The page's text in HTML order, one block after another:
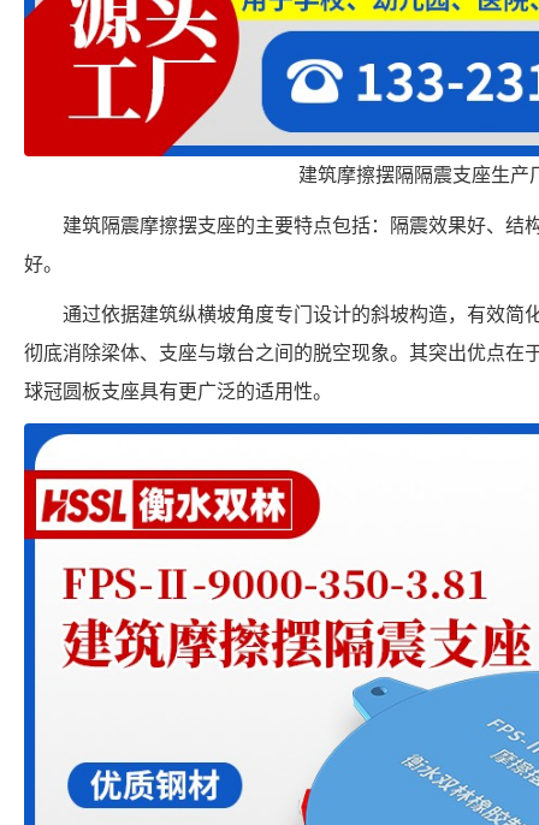
建筑摩擦摆隔隔震支座生产
建筑隔震摩擦摆支座的主要特点包括：隔震效果好、结
好。
通过依据建筑纵横坡角度专门设计的斜坡构造，有效简
彻底消除梁体、支座与墩台之间的脱空现象。其突出优点在
球冠圆板支座具有更广泛的适用性。